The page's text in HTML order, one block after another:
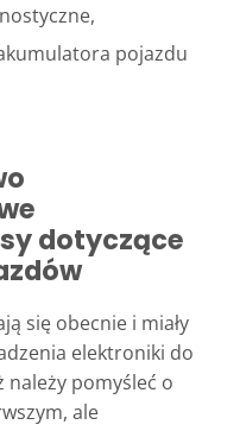
pojazdu
dotyczące
się obecnie i miały
elektroniki do
należy pomyśleć o
ale